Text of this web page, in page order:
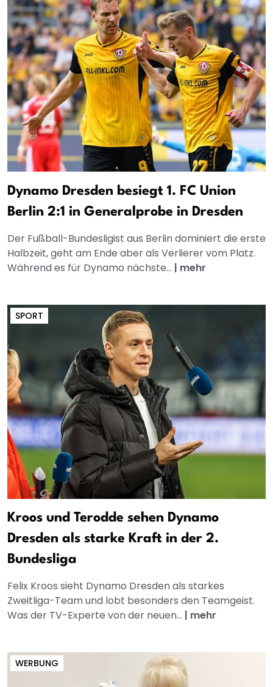
Dynamo Dresden besiegt 1. FC Union
Berlin 2:1 in Generalprobe in Dresden
Der Fußball-Bundesligist aus Berlin dominiert die erste
Halbzeit, geht am Ende aber als Verlierer vom Platz.
Während es für Dynamo nächste... | mehr
SPORT
Kroos und Terodde sehen Dynamo
Dresden als starke Kraft in der 2.
Bundesliga
Felix Kroos sieht Dynamo Dresden als starkes
Zweitliga-Team und lobt besonders den Teamgeist.
Was der TV-Experte von der neuen... | mehr
WERBUNG